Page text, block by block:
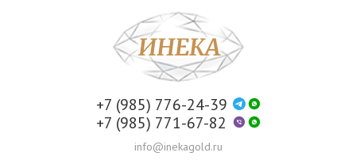
+7 (985) 776-24-39
+7 (985) 771-67-82
info@inekagold.ru